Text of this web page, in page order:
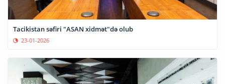
Tacikistan səfiri "ASAN xidmət"də olub
23-01-2026